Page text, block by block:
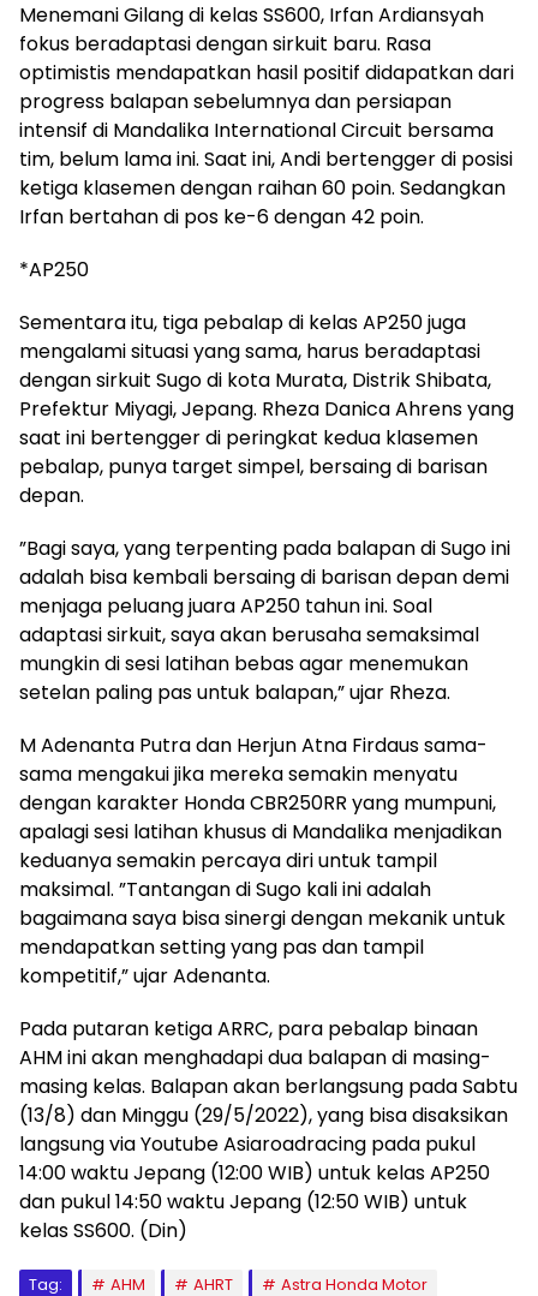
Menemani Gilang di kelas SS600, Irfan Ardiansyah
fokus beradaptasi dengan sirkuit baru. Rasa
optimistis mendapatkan hasil positif didapatkan dari
progress balapan sebelumnya dan persiapan
intensif di Mandalika International Circuit bersama
tim, belum lama ini. Saat ini, Andi bertengger di posisi
ketiga klasemen dengan raihan 60 poin. Sedangkan
Irfan bertahan di pos ke-6 dengan 42 poin.
*AP250
Sementara itu, tiga pebalap di kelas AP250 juga
mengalami situasi yang sama, harus beradaptasi
dengan sirkuit Sugo di kota Murata, Distrik Shibata,
Prefektur Miyagi, Jepang. Rheza Danica Ahrens yang
saat ini bertengger di peringkat kedua klasemen
pebalap, punya target simpel, bersaing di barisan
depan.
”Bagi saya, yang terpenting pada balapan di Sugo ini
adalah bisa kembali bersaing di barisan depan demi
menjaga peluang juara AP250 tahun ini. Soal
adaptasi sirkuit, saya akan berusaha semaksimal
mungkin di sesi latihan bebas agar menemukan
setelan paling pas untuk balapan,” ujar Rheza.
M Adenanta Putra dan Herjun Atna Firdaus sama-
sama mengakui jika mereka semakin menyatu
dengan karakter Honda CBR250RR yang mumpuni,
apalagi sesi latihan khusus di Mandalika menjadikan
keduanya semakin percaya diri untuk tampil
maksimal. ”Tantangan di Sugo kali ini adalah
bagaimana saya bisa sinergi dengan mekanik untuk
mendapatkan setting yang pas dan tampil
kompetitif,” ujar Adenanta.
Pada putaran ketiga ARRC, para pebalap binaan
AHM ini akan menghadapi dua balapan di masing-
masing kelas. Balapan akan berlangsung pada Sabtu
(13/8) dan Minggu (29/5/2022), yang bisa disaksikan
langsung via Youtube Asiaroadracing pada pukul
14:00 waktu Jepang (12:00 WIB) untuk kelas AP250
dan pukul 14:50 waktu Jepang (12:50 WIB) untuk
kelas SS600. (Din)
Tag: AHM AHRT Astra Honda Motor